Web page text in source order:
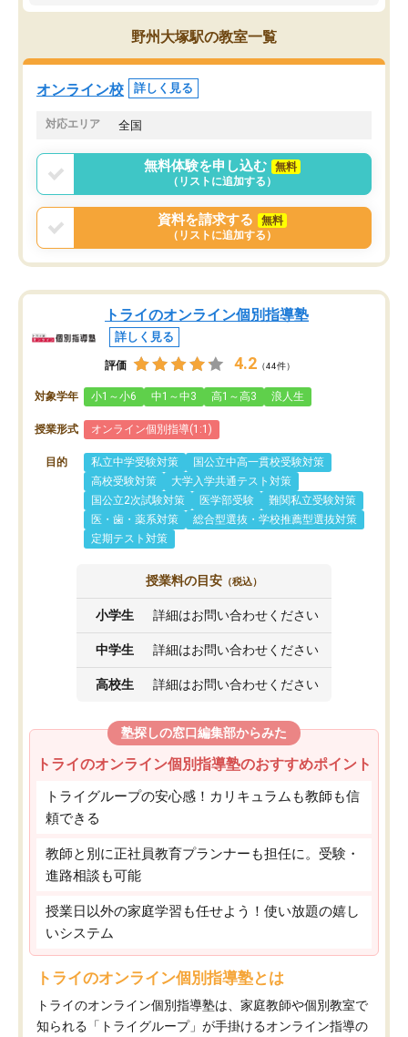
す。
うちの子は、初回面談の講師の方で決
オンラインツールを使用した単語帳の
共有があり宿題もそちらで出される形
でした。
言う事で講師変更の申し出があり、あ
まりに短期での変更だった為、塾に通
う事にして退会しました。遅れも取り
戻せ、授業内容や講師の方は良かった
と思います。
ち期待したものではなく
内容でした。それでも明
やる気も出ましたし、苦
くなってきたようなので
野州大塚駅の教室一覧
オンライン校 詳しく見る
対応エリア 全国
無料体験を申し込む
無料
（リストに追加する）
資料を請求する
無料
（リストに追加する）
トライのオンライン個別指導塾
詳しく見る
評価 4.2 （44件）
対象学年 小1～小6 中1～中3 高1～高3 浪人生
授業形式 オンライン個別指導(1:1)
目的 私立中学受験対策
国公立中高一貫校受験対策
高校受験対策
大学入学共通テスト対策
国公立2次試験対策
医学部受験
難関私立受験対策
医・歯・薬系対策
総合型選抜・学校推薦型選抜対策
定期テスト対策
授業料の目安 （税込）
小学生 詳細はお問い合わせください
中学生 詳細はお問い合わせください
高校生 詳細はお問い合わせください
塾探しの窓口編集部からみた
トライのオンライン個別指導塾のおすすめポイント
トライグループの安心感！カリキュラムも教師も信
頼できる
教師と別に正社員教育プランナーも担任に。受験・
進路相談も可能
授業日以外の家庭学習も任せよう！使い放題の嬉し
いシステム
トライのオンライン個別指導塾とは
トライのオンライン個別指導塾は、家庭教師や個別教室で
知られる「トライグループ」が手掛けるオンライン指導の